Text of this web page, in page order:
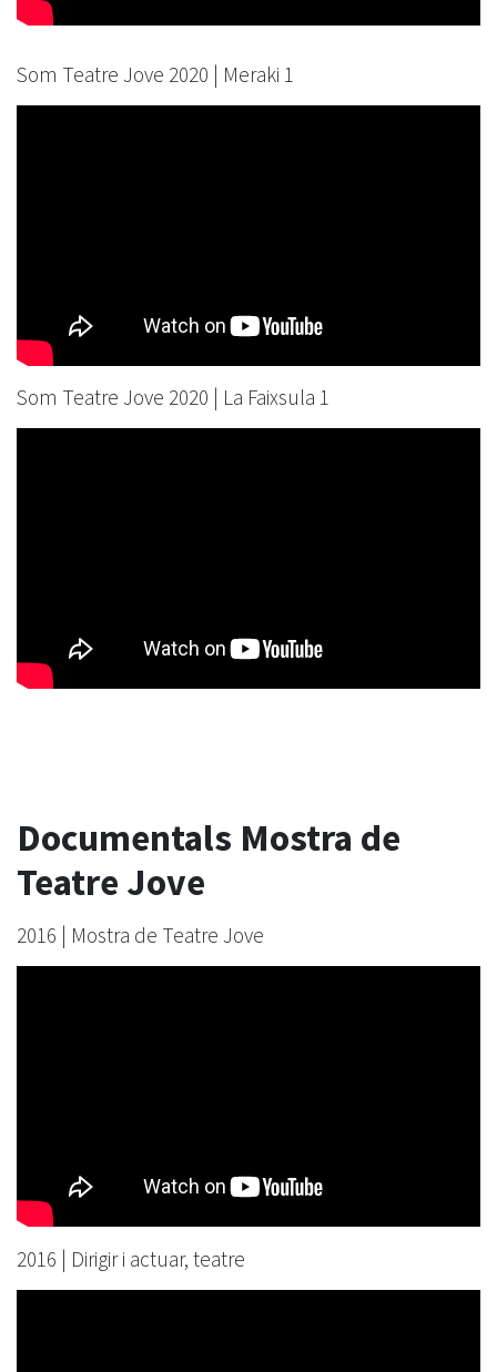
Som Teatre Jove 2020 | Meraki 1
Som Teatre Jove 2020 | La Faixsula 1
Documentals Mostra de
Teatre Jove
2016 | Mostra de Teatre Jove
2016 | Dirigir i actuar, teatre